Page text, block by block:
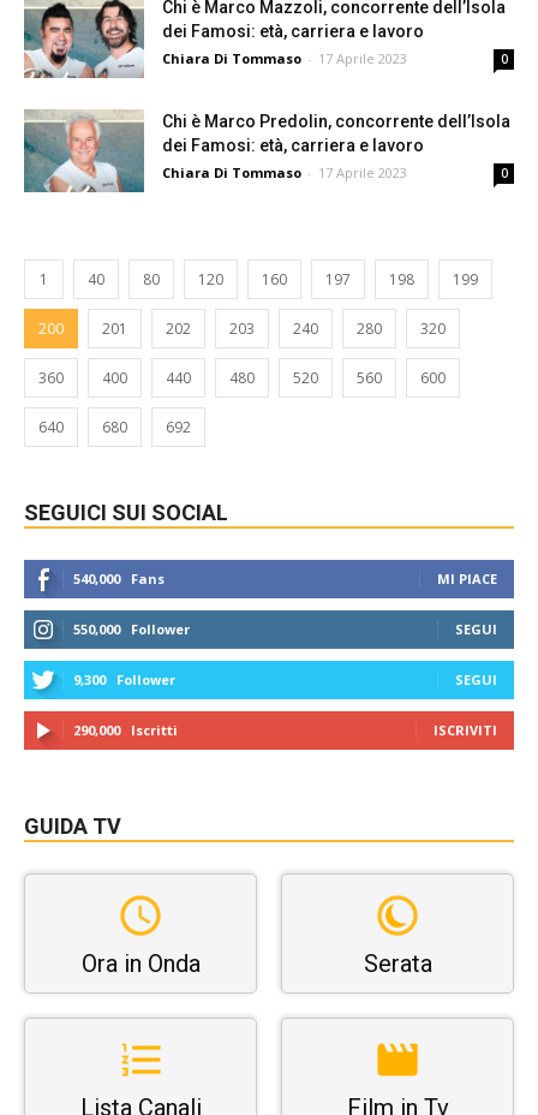
Chi è Marco Mazzoli, concorrente dell’Isola
dei Famosi: età, carriera e lavoro
Chiara Di Tommaso - 17 Aprile 2023 0
Chi è Marco Predolin, concorrente dell’Isola
dei Famosi: età, carriera e lavoro
Chiara Di Tommaso - 17 Aprile 2023 0
1 40 80 120 160 197 198 199
200 201 202 203 240 280 320
360 400 440 480 520 560 600
640 680 692
SEGUICI SUI SOCIAL
540,000 Fans MI PIACE
550,000 Follower SEGUI
9,300 Follower SEGUI
290,000 Iscritti ISCRIVITI
GUIDA TV
Ora in Onda Serata
Lista Canali Film in Tv